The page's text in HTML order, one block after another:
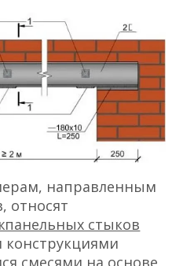
направленным
относят
стыков
смесями на основе